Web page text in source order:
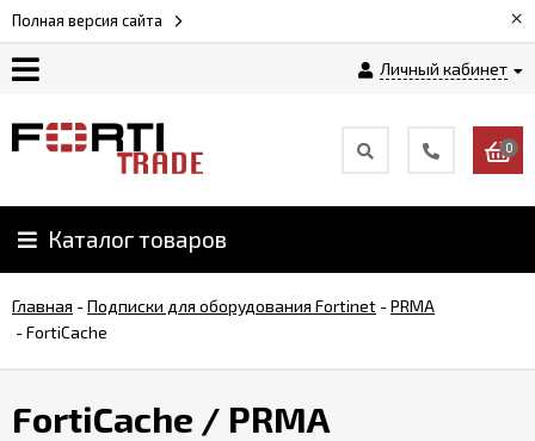
Полная версия сайта ×
Личный кабинет
Как
Доставка
0
Каталог товаров
Главная -Подписки для оборудования Fortinet -PRMA
-FortiCache
FortiCache / PRMA